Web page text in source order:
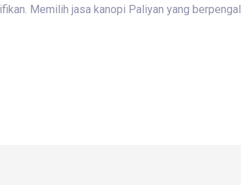
Memilih jasa kanopi Paliyan yang